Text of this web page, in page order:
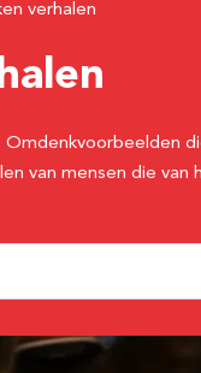
verhalen
van mensen die van